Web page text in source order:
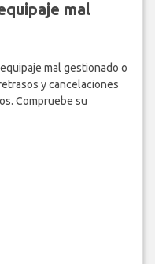
mal
mal gestionado o
y cancelaciones
Compruebe su